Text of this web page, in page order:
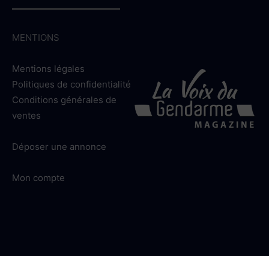
MENTIONS
Mentions légales
Politiques de confidentialité
Conditions générales de
ventes
Déposer une annonce
Mon compte